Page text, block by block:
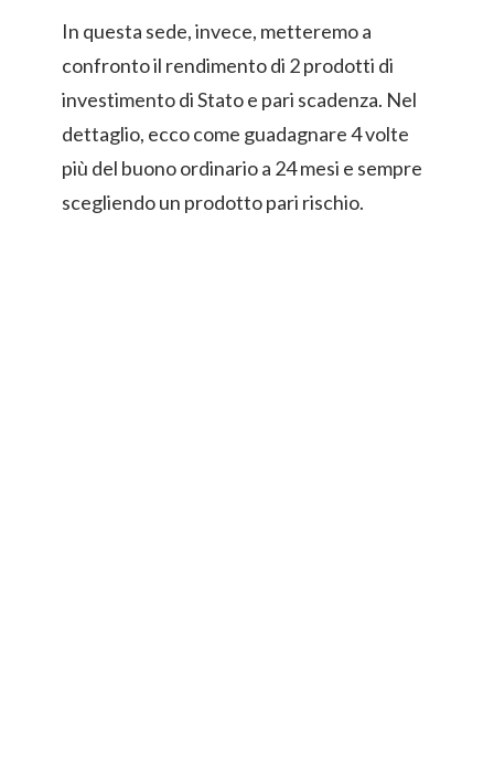
In questa sede, invece, metteremo a
confronto il rendimento di 2 prodotti di
investimento di Stato e pari scadenza. Nel
dettaglio, ecco come guadagnare 4 volte
più del buono ordinario a 24 mesi e sempre
scegliendo un prodotto pari rischio.